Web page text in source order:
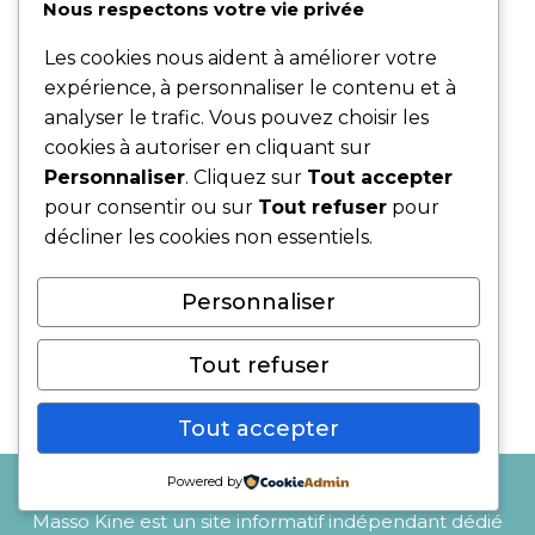
initial
prix
actuel
est :
Masso Kine est un site informatif indépendant dédié
Nous respectons votre vie privée
Les cookies nous aident à améliorer votre
expérience, à personnaliser le contenu et à
analyser le trafic. Vous pouvez choisir les
cookies à autoriser en cliquant sur
Personnaliser. Cliquez sur Tout accepter
pour consentir ou sur Tout refuser pour
décliner les cookies non essentiels.
Personnaliser
Tout refuser
Tout accepter
Powered by